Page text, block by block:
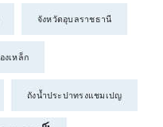
จังหวัดอุบลราชธานี
งเหล็ก
ถังน้ำประปาทรงแชมเปญ